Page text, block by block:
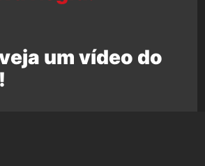
um vídeo do
!